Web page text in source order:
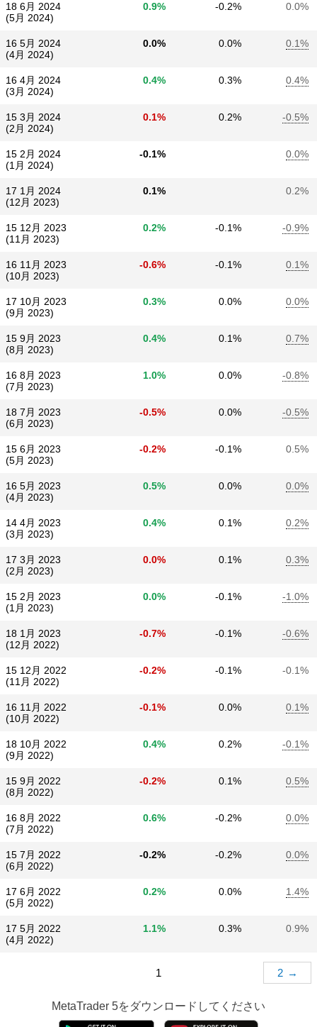
18 6月 2024
(5月 2024)
0.9% -0.2% 0.0%
16 5月 2024
(4月 2024)
0.0% 0.0% 0.1%
16 4月 2024
(3月 2024)
0.4% 0.3% 0.4%
15 3月 2024
(2月 2024)
0.1% 0.2% -0.5%
15 2月 2024
(1月 2024)
-0.1% 0.0%
17 1月 2024
(12月 2023)
0.1% 0.2%
15 12月 2023
(11月 2023)
0.2% -0.1% -0.9%
16 11月 2023
(10月 2023)
-0.6% -0.1% 0.1%
17 10月 2023
(9月 2023)
0.3% 0.0% 0.0%
15 9月 2023
(8月 2023)
0.4% 0.1% 0.7%
16 8月 2023
(7月 2023)
1.0% 0.0% -0.8%
18 7月 2023
(6月 2023)
-0.5% 0.0% -0.5%
15 6月 2023
(5月 2023)
-0.2% -0.1% 0.5%
16 5月 2023
(4月 2023)
0.5% 0.0% 0.0%
14 4月 2023
(3月 2023)
0.4% 0.1% 0.2%
17 3月 2023
(2月 2023)
0.0% 0.1% 0.3%
15 2月 2023
(1月 2023)
0.0% -0.1% -1.0%
18 1月 2023
(12月 2022)
-0.7% -0.1% -0.6%
15 12月 2022
(11月 2022)
-0.2% -0.1% -0.1%
16 11月 2022
(10月 2022)
-0.1% 0.0% 0.1%
18 10月 2022
(9月 2022)
0.4% 0.2% -0.1%
15 9月 2022
(8月 2022)
-0.2% 0.1% 0.5%
16 8月 2022
(7月 2022)
0.6% -0.2% 0.0%
15 7月 2022
(6月 2022)
-0.2% -0.2% 0.0%
17 6月 2022
(5月 2022)
0.2% 0.0% 1.4%
17 5月 2022
(4月 2022)
1.1% 0.3% 0.9%
1 2 →
MetaTrader 5をダウンロードしてください